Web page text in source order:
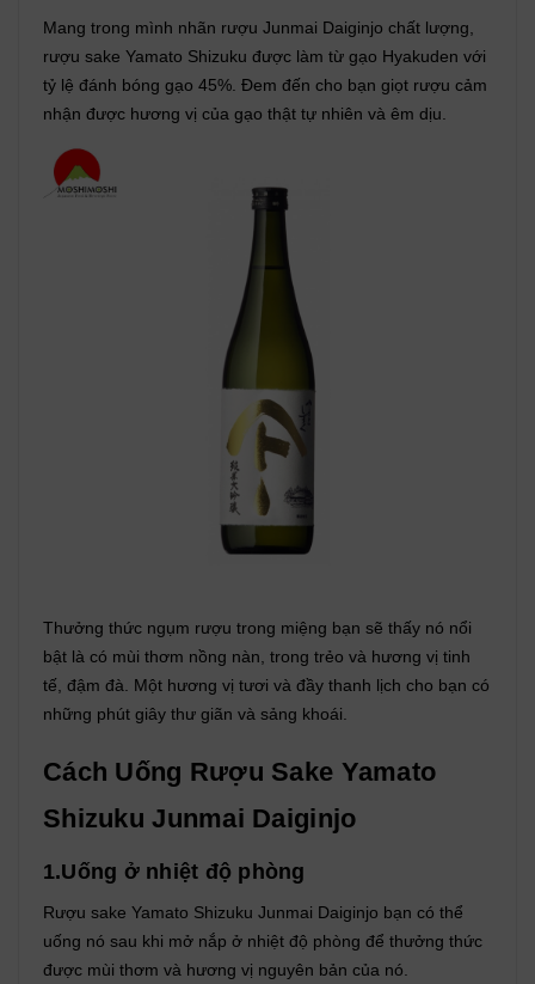
Mang trong mình nhãn rượu Junmai Daiginjo chất lượng,
rượu sake Yamato Shizuku được làm từ gạo Hyakuden với
tỷ lệ đánh bóng gạo 45%. Đem đến cho bạn giọt rượu cảm
nhận được hương vị của gạo thật tự nhiên và êm dịu.
Thưởng thức ngụm rượu trong miệng bạn sẽ thấy nó nổi
bật là có mùi thơm nồng nàn, trong trẻo và hương vị tinh
tế, đậm đà. Một hương vị tươi và đầy thanh lịch cho bạn có
những phút giây thư giãn và sảng khoái.
Cách Uống Rượu Sake Yamato
Shizuku Junmai Daiginjo
1.Uống ở nhiệt độ phòng
Rượu sake Yamato Shizuku Junmai Daiginjo bạn có thể
uống nó sau khi mở nắp ở nhiệt độ phòng để thưởng thức
được mùi thơm và hương vị nguyên bản của nó.